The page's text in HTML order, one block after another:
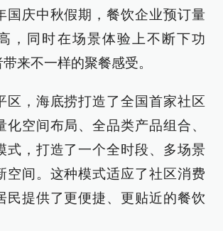
国庆中秋假期，餐饮企业预订量
，同时在场景体验上不断下功
来不一样的聚餐感受。
区，海底捞打造了全国首家社区
化空间布局、全品类产品组合、
式，打造了一个全时段、多场景
空间。这种模式适应了社区消费
民提供了更便捷、更贴近的餐饮